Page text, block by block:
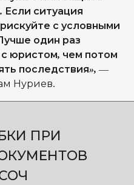
Если ситуация
с условными
один раз
с юристом, чем потом
последствия», —
Нуриев.
ПРИ